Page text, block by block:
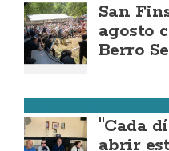
San
agosto
Berro
"Cada
abrir